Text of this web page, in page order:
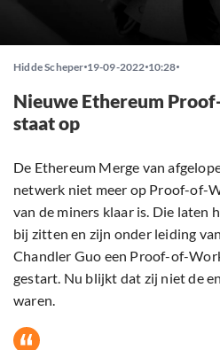
Hidde Scheper 19-09-2022 10:28
Nieuwe Ethereum
staat op
De Ethereum Merge van
netwerk niet meer op Proof-of-
van de miners klaar is. Die laten
bij zitten en zijn onder leiding
Chandler Guo een Proof-of-
gestart. Nu blijkt dat zij niet de
waren.